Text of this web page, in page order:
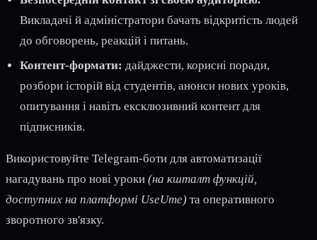
Викладачі й адміністратори бачать відкритість людей
до обговорень, реакцій і питань.
Контент-формати: дайджести, корисні поради,
розбори історій від студентів, анонси нових уроків,
опитування і навіть ексклюзивний контент для
підписників.
Використовуйте Telegram-боти для автоматизації
нагадувань про нові уроки (на кшталт функцій,
доступних на платформі UseUme) та оперативного
зворотного зв'язку.